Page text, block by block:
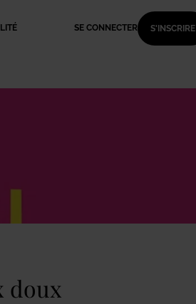
SE CONNECTER S'INSCRIRE
doux